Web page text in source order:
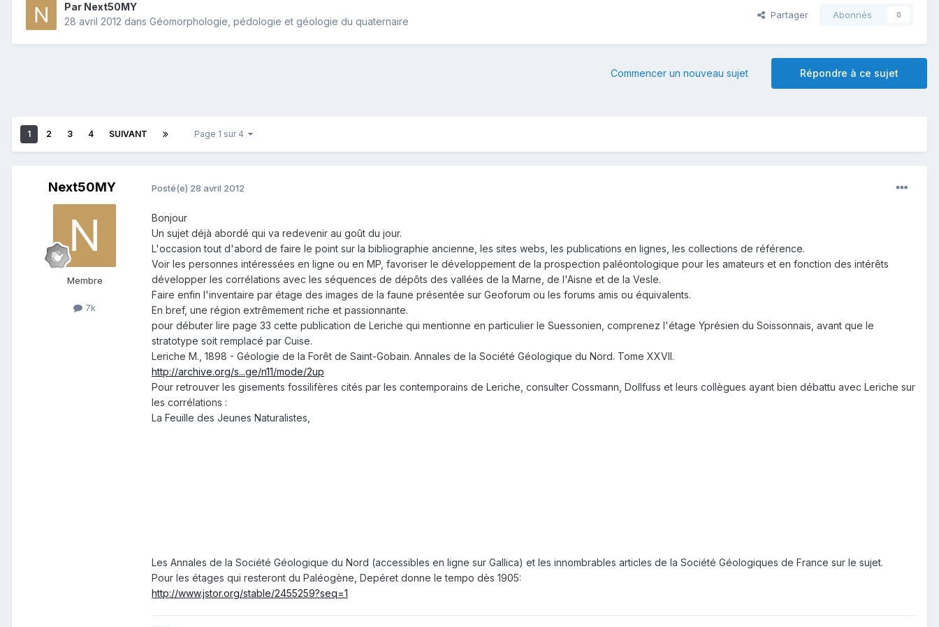
Par Next50MY
28 avril 2012 dans Géomorphologie, pédologie et géologie du quaternaire
Partager Abonnés 0
Répondre à ce sujet
Commencer un nouveau sujet
1 2 3 4 SUIVANT Page 1 sur 4
Next50MY
Membre
7k
Posté(e) 28 avril 2012
Bonjour
Un sujet déjà abordé qui va redevenir au goût du jour.
L'occasion tout d'abord de faire le point sur la bibliographie ancienne, les sites webs, les publications en lignes, les collections de référence.
Voir les personnes intéressées en ligne ou en MP, favoriser le développement de la prospection paléontologique pour les amateurs et en fonction des intérêts
développer les corrélations avec les séquences de dépôts des vallées de la Marne, de l'Aisne et de la Vesle.
Faire enfin l'inventaire par étage des images de la faune présentée sur Geoforum ou les forums amis ou équivalents.
En bref, une région extrêmement riche et passionnante.
pour débuter lire page 33 cette publication de Leriche qui mentionne en particulier le Suessonien, comprenez l'étage Yprésien du Soissonnais, avant que le
stratotype soit remplacé par Cuise.
Leriche M., 1898 - Géologie de la Forêt de Saint-Gobain. Annales de la Société Géologique du Nord. Tome XXVII.
http://archive.org/s...ge/n11/mode/2up
Pour retrouver les gisements fossilifères cités par les contemporains de Leriche, consulter Cossmann, Dollfuss et leurs collègues ayant bien débattu avec Leriche sur
les corrélations :
La Feuille des Jeunes Naturalistes,
Les Annales de la Société Géologique du Nord (accessibles en ligne sur Gallica) et les innombrables articles de la Société Géologiques de France sur le sujet.
Pour les étages qui resteront du Paléogène, Depéret donne le tempo dès 1905:
http://www.jstor.org/stable/2455259?seq=1